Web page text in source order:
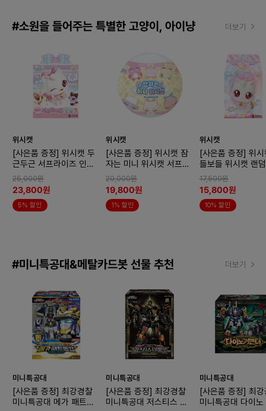
#소원을 들어주는 특별한 고양이, 아이냥 더보기
위시캣
[사은품 증정] 위시캣 두
근두근 서프라이즈 인형2
x2개 (랜덤)
25,000원
23,800원
5% 할인
위시캣
[사은품 증정] 위시캣 잠
자는 미니 위시캣 서프라
이즈x2개 (랜덤)
20,000원
19,800원
1% 할인
위시캣
[사은품 증정] 위시
들보들 위시캣 랜
어 서프라이즈 박
(랜덤)
17,500원
15,800원
10% 할인
#미니특공대&메탈카드봇 선물 추천 더보기
미니특공대
[사은품 증정] 최강경찰
미니특공대 메가 패트롤
미니특공대
[사은품 증정] 최강경찰
미니특공대 저스티스 타
미니특공대
[사은품 증정] 최강
미니특공대 다이노